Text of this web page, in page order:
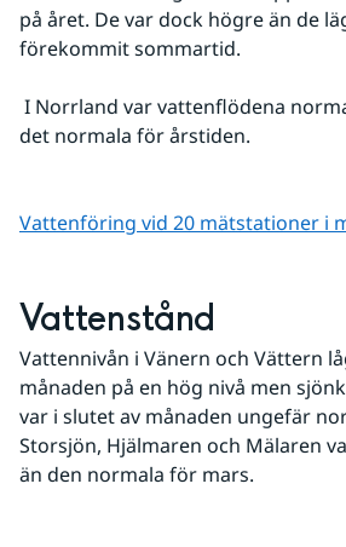
på året. De var dock högre än de
förekommit sommartid.
det normala för årstiden.
Vattenföring vid 20 mätstationer i
Vattenstånd
Vattennivån i Vänern och Vättern
månaden på en hög nivå men
var i slutet av månaden ungefär
Storsjön, Hjälmaren och Mälaren
än den normala för mars.